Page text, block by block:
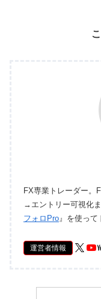
FX専業トレーダー。
→エントリー可視化
フォロPro 』を使って
運営者情報